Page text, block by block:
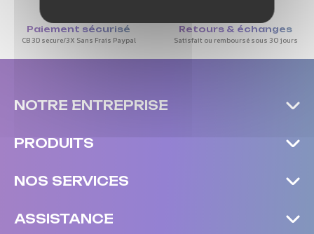
Paiement sécurisé
CB 3D secure/3X Sans Frais Paypal
Retours & échanges
Satisfait ou remboursé sous 30 jours
NOTRE ENTREPRISE
PRODUITS
NOS SERVICES
ASSISTANCE